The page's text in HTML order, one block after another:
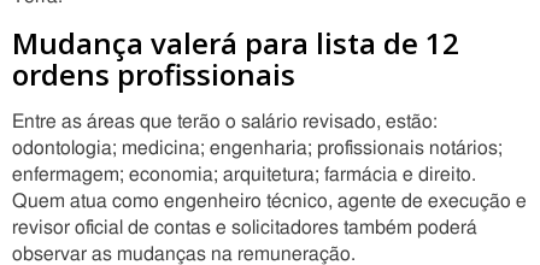
Mudança valerá para lista de 12
ordens profissionais
Entre as áreas que terão o salário revisado, estão:
odontologia; medicina; engenharia; profissionais notários;
enfermagem; economia; arquitetura; farmácia e direito.
Quem atua como engenheiro técnico, agente de execução e
revisor oficial de contas e solicitadores também poderá
observar as mudanças na remuneração.